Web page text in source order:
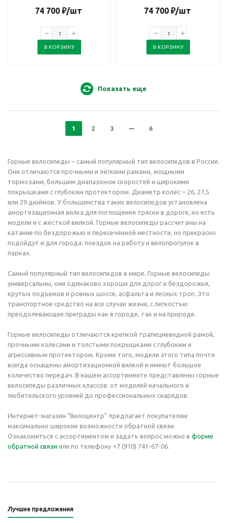
74 700₽/шт
В КОРЗИНУ
74 700₽/шт
В КОРЗИНУ
Показать еще
1 2 3 6
Горные велосипеды – самый популярный тип велосипедов в России.
Они отличаются прочными и лёгкими рамами, мощными
тормозами, большим диапазоном скоростей и широкими
покрышками с глубоким протектором. Диаметр колёс – 26, 27,5
или 29 дюймов. У большинства таких велосипедов установлена
амортизационная вилка для поглощения тряски в дороге, но есть
модели и с жёсткой вилкой. Горные велосипеды рассчитаны на
катание по бездорожью и пересечённой местности, но прекрасно
подойдут и для города: поездок на работу и велопрогулок в
парках.
Самый популярный тип велосипедов в мире. Горные велосипеды
универсальны, они одинаково хороши для дорог и бездорожья,
крутых подъемов и ровных шоссе, асфальта и лесных троп. Это
транспортное средство на все случаи жизни, с легкостью
преодолевающее преграды как в городе, так и на природе.
Горные велосипеды отличаются крепкой трапециевидной рамой,
прочными колесами и толстыми покрышками с глубоким и
агрессивным протектором. Кроме того, модели этого типа почти
всегда оснащены амортизационной вилкой и имеют большое
количество передач. В нашем ассортименте представлены горные
велосипеды различных классов: от моделей начального и
любительского уровней до профессиональных снарядов.
Интернет-магазин “Велоцентр” предлагает покупателям
максимально широкие возможности обратной связи.
Ознакомиться с ассортиментом и задать вопрос можно в форме
обратной связи или по телефону +7 (910) 741-67-06.
Лучшие предложения